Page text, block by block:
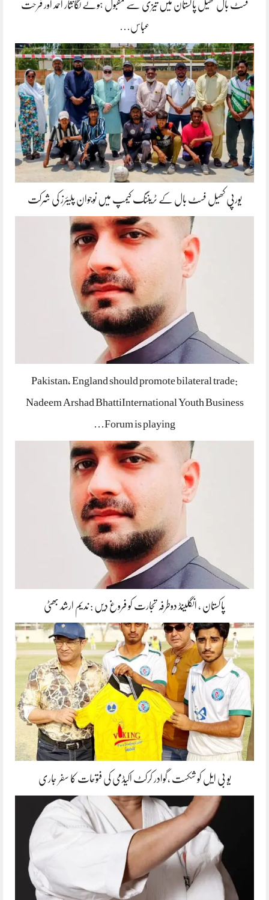
فسٹ بال کھیل پاکستان میں تیزی سے مقبول ہونے لگانثار احمد اور فرحت
عباس…
یورپی کھیل فسٹ بال کے ٹریننگ کیمپ میں نوجوان پلیئرز کی شرکت
Pakistan, England should promote bilateral trade:
Nadeem Arshad BhattiInternational Youth Business
Forum is playing…
پاکستان ، انگلینڈ دوطرفہ تجارت کو فروغ دیں : ندیم ارشد بھٹی
یو بی ایل کو شکست ،گوادر کرکٹ اکیڈمی کی فتوحات کا سفر جاری